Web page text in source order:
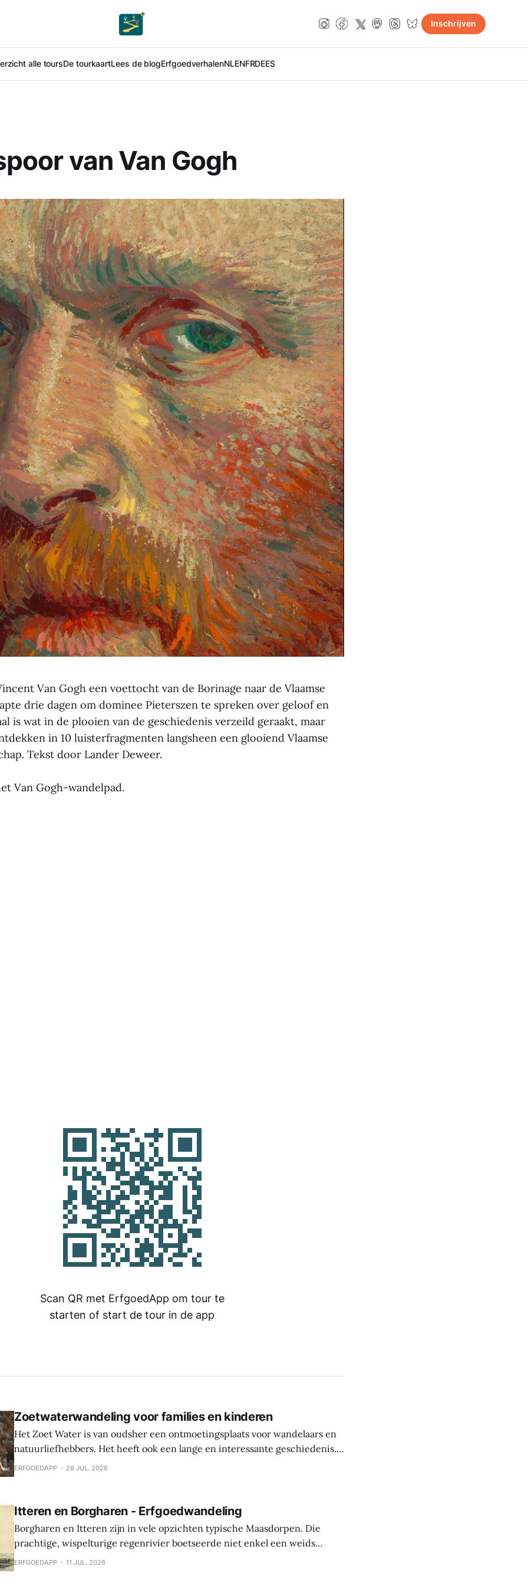
alle toursDe tourkaartLees de blogErfgoedverhalenNLENFRDEES
Inschrijven
van Van Gogh
Van Gogh een voettocht van de Borinage naar de Vlaamse
drie dagen om dominee Pieterszen te spreken over geloof en
is wat in de plooien van de geschiedenis verzeild geraakt, maar
in 10 luisterfragmenten langsheen een glooiend Vlaamse
Tekst door Lander Deweer.
Van Gogh-wandelpad.
Scan QR met ErfgoedApp om tour te
starten of start de tour in de app
Zoetwaterwandeling voor families en kinderen
Het Zoet Water is van oudsher een ontmoetingsplaats voor wandelaars en
natuurliefhebbers. Het heeft ook een lange en interessante geschiedenis.
Hier werden sporen gevonden van bewoning en landbouw uit de steentijd.
ERFGOEDAPP 28 JUL. 2026
Itteren en Borgharen - Erfgoedwandeling
Borgharen en Itteren zijn in vele opzichten typische Maasdorpen. Die
prachtige, wispelturige regenrivier boetseerde niet enkel een weids
landschap, maar gaf ook mee vorm aan de levens van de mensen die deze
ERFGOEDAPP 11 JUL. 2026